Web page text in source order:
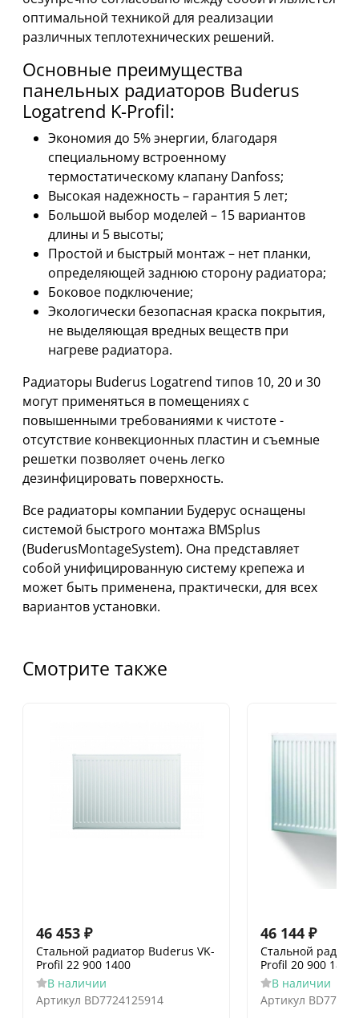
оптимальной техникой для реализации
различных теплотехнических решений.
Основные преимущества
панельных радиаторов Buderus
Logatrend K-Profil:
Экономия до 5% энергии, благодаря
специальному встроенному
термостатическому клапану Danfoss;
Высокая надежность – гарантия 5 лет;
Большой выбор моделей – 15 вариантов
длины и 5 высоты;
Простой и быстрый монтаж – нет планки,
определяющей заднюю сторону радиатора;
Боковое подключение;
Экологически безопасная краска покрытия,
не выделяющая вредных веществ при
нагреве радиатора.
Радиаторы Buderus Logatrend типов 10, 20 и 30
могут применяться в помещениях с
повышенными требованиями к чистоте -
отсутствие конвекционных пластин и съемные
решетки позволяет очень легко
дезинфицировать поверхность.
Все радиаторы компании Будерус оснащены
системой быстрого монтажа BMSplus
(BuderusMontageSystem). Она представляет
собой унифицированную систему крепежа и
может быть применена, практически, для всех
вариантов установки.
Смотрите также
46 453 ₽
Стальной радиатор Buderus VK-
Profil 22 900 1400
В наличии
Артикул BD7724125914
46 144 ₽
Стальной
Profil 20 900 1800
В наличии
Артикул